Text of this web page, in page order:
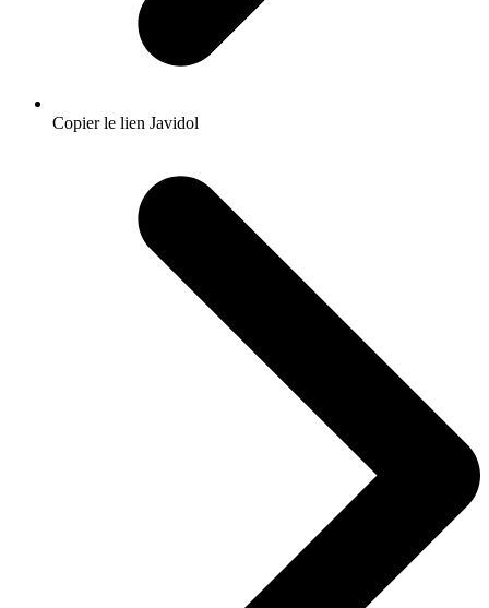
Copier le lien Javidol